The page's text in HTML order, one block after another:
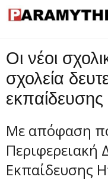
Ροή
Επικοινωνία
Οι νέοι
σχολεία
Με απόφαση
Περιφερειακή
Εκπαίδευσης